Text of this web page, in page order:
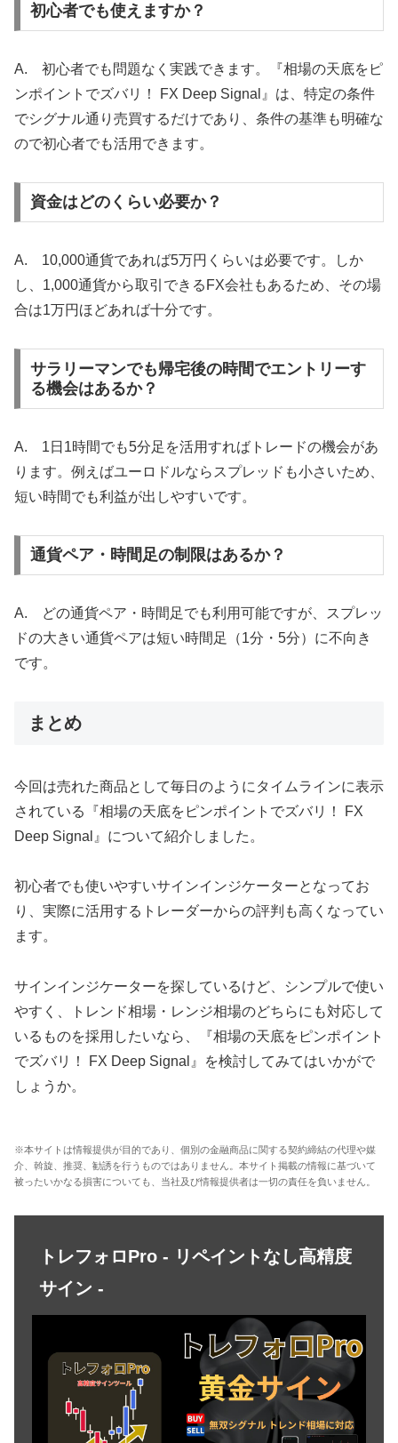
初心者でも使えますか？
A. 初心者でも問題なく実践できます。『相場の天底をピ
ンポイントでズバリ！ FX Deep Signal』は、特定の条件
でシグナル通り売買するだけであり、条件の基準も明確な
ので初心者でも活用できます。
資金はどのくらい必要か？
A. 10,000通貨であれば5万円くらいは必要です。しか
し、1,000通貨から取引できるFX会社もあるため、その場
合は1万円ほどあれば十分です。
サラリーマンでも帰宅後の時間でエントリーす
る機会はあるか？
A. 1日1時間でも5分足を活用すればトレードの機会があ
ります。例えばユーロドルならスプレッドも小さいため、
短い時間でも利益が出しやすいです。
通貨ペア・時間足の制限はあるか？
A. どの通貨ペア・時間足でも利用可能ですが、スプレッ
ドの大きい通貨ペアは短い時間足（1分・5分）に不向き
です。
まとめ
今回は売れた商品として毎日のようにタイムラインに表示
されている『相場の天底をピンポイントでズバリ！ FX
Deep Signal』について紹介しました。
初心者でも使いやすいサインインジケーターとなってお
り、実際に活用するトレーダーからの評判も高くなってい
ます。
サインインジケーターを探しているけど、シンプルで使い
やすく、トレンド相場・レンジ相場のどちらにも対応して
いるものを採用したいなら、『相場の天底をピンポイント
でズバリ！ FX Deep Signal』を検討してみてはいかがで
しょうか。
※本サイトは情報提供が目的であり、個別の金融商品に関する契約締結の代理や媒
介、斡旋、推奨、勧誘を行うものではありません。本サイト掲載の情報に基づいて
被ったいかなる損害についても、当社及び情報提供者は一切の責任を負いません。
トレフォロPro - リペイントなし高精度
サイン -